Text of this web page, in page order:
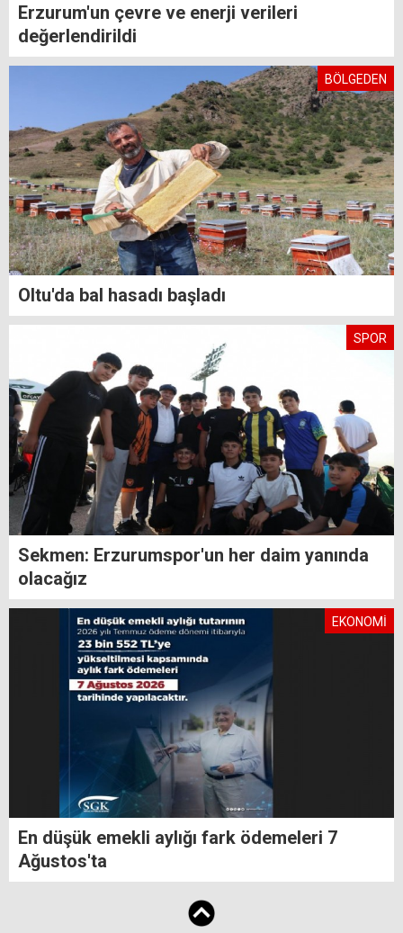
Erzurum'un çevre ve enerji verileri
değerlendirildi
BÖLGEDEN
Oltu'da bal hasadı başladı
SPOR
Sekmen: Erzurumspor'un her daim yanında
olacağız
EKONOMİ
En düşük emekli aylığı fark ödemeleri 7
Ağustos'ta